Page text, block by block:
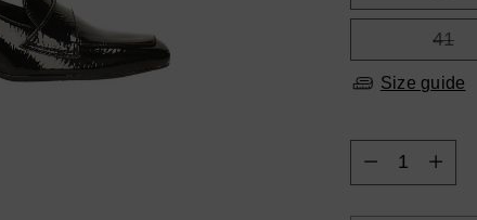
41
Size guide
Quantity
Quantity